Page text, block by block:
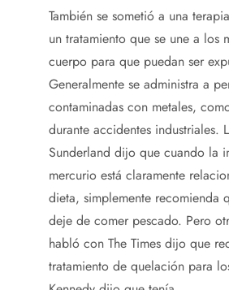
También se sometió a una
un tratamiento que se une a los
cuerpo para que puedan ser
Generalmente se administra a
contaminadas con metales,
durante accidentes industriales.
Sunderland dijo que cuando la
mercurio está claramente
dieta, simplemente recomienda
deje de comer pescado. Pero
habló con The Times dijo que
tratamiento de quelación para